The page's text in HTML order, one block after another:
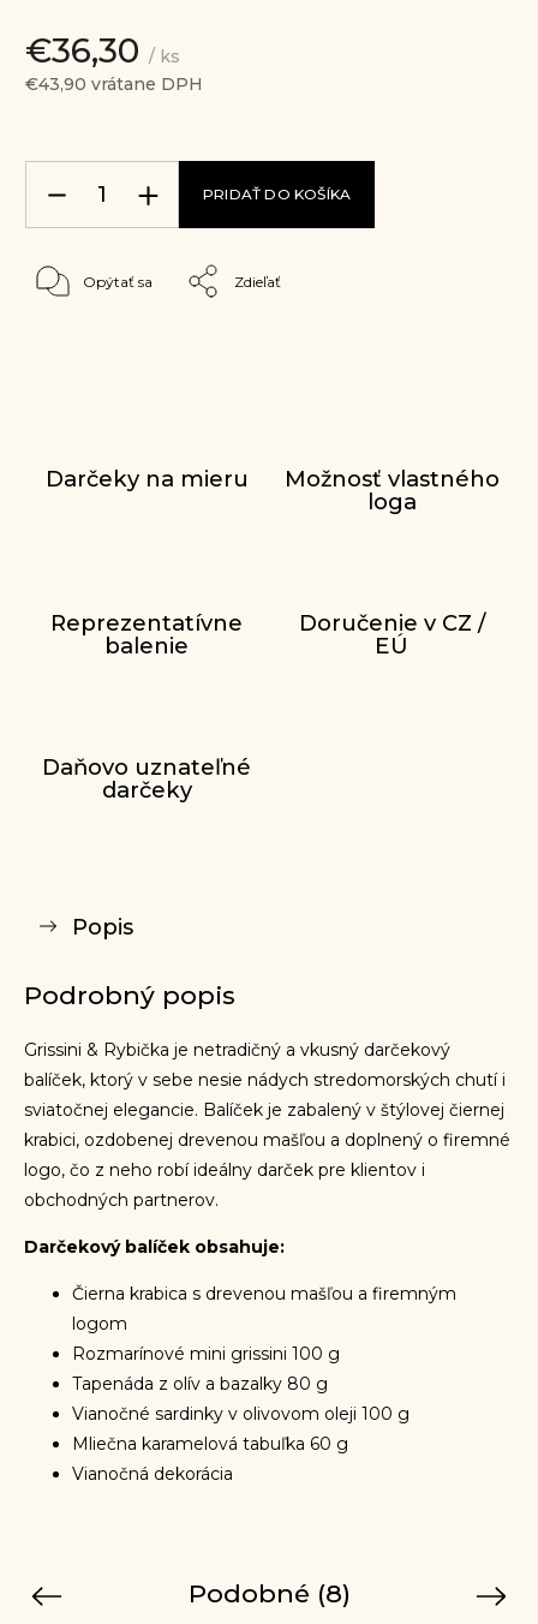
€36,30 / ks
€43,90 vrátane DPH
PRIDAŤ DO KOŠÍKA
Opýtať sa Zdieľať
Darčeky na mieru
Možnosť vlastného
loga
Reprezentatívne
balenie
Doručenie v CZ /
EÚ
Daňovo uznateľné
darčeky
Popis
Podrobný popis
Grissini & Rybička je netradičný a vkusný darčekový
balíček, ktorý v sebe nesie nádych stredomorských chutí i
sviatočnej elegancie. Balíček je zabalený v štýlovej čiernej
krabici, ozdobenej drevenou mašľou a doplnený o firemné
logo, čo z neho robí ideálny darček pre klientov i
obchodných partnerov.
Darčekový balíček obsahuje:
Čierna krabica s drevenou mašľou a firemným
logom
Rozmarínové mini grissini 100 g
Tapenáda z olív a bazalky 80 g
Vianočné sardinky v olivovom oleji 100 g
Mliečna karamelová tabuľka 60 g
Vianočná dekorácia
Podobné (8)
Previous Next